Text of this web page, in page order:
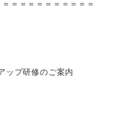
＝＝＝＝＝＝＝＝＝＝
ップ研修のご案内